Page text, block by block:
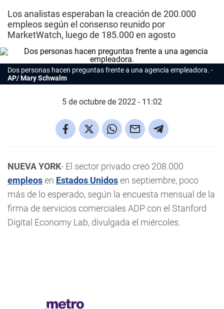
Los analistas esperaban la creación de 200.000
empleos según el consenso reunido por
MarketWatch, luego de 185.000 en agosto
Dos personas hacen preguntas frente a una agencia empleadora.
AP/ Mary Schwalm
5 de octubre de 2022 - 11:02
NUEVA YORK- El sector privado creó 208.000
empleosen Estados Unidosen septiembre, poco
más de lo esperado, según la encuesta mensual de la
firma de servicios comerciales ADP con el Stanford
Digital Economy Lab, divulgada el miércoles.